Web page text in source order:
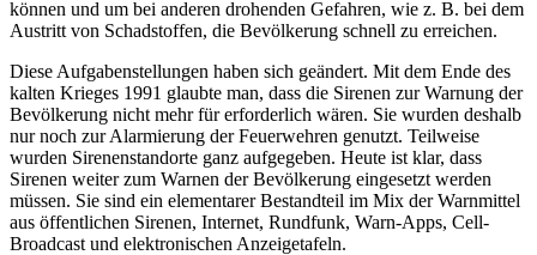
können und um bei anderen drohenden Gefahren, wie z. B. bei dem
Austritt von Schadstoffen, die Bevölkerung schnell zu erreichen.
Diese Aufgabenstellungen haben sich geändert. Mit dem Ende des
kalten Krieges 1991 glaubte man, dass die Sirenen zur Warnung der
Bevölkerung nicht mehr für erforderlich wären. Sie wurden deshalb
nur noch zur Alarmierung der Feuerwehren genutzt. Teilweise
wurden Sirenenstandorte ganz aufgegeben. Heute ist klar, dass
Sirenen weiter zum Warnen der Bevölkerung eingesetzt werden
müssen. Sie sind ein elementarer Bestandteil im Mix der Warnmittel
aus öffentlichen Sirenen, Internet, Rundfunk, Warn-Apps, Cell-
Broadcast und elektronischen Anzeigetafeln.